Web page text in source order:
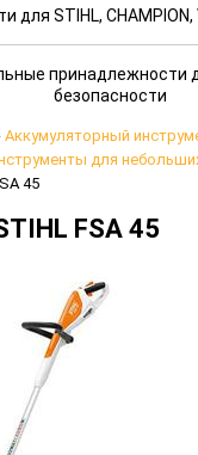
для STIHL, CHAMPION,
принадлежности
безопасности
Аккумуляторный
для
45
FSA 45